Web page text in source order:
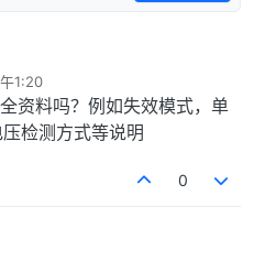
1:20
资料吗？例如失效模式，单
检测方式等说明
0